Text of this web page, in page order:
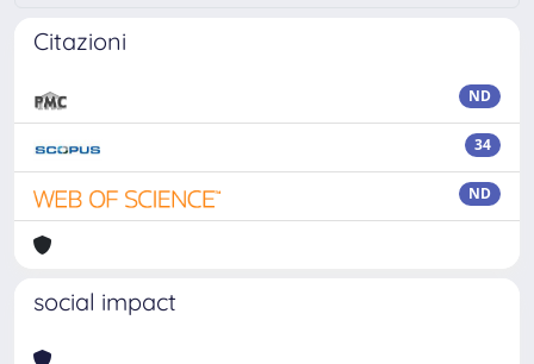
Citazioni
ND
34
ND
social impact